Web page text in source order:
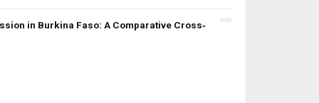
in Burkina Faso: A Comparative Cross‐